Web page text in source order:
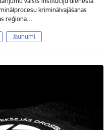
kriminālvajāšanas
reģiona…
Jaunumi